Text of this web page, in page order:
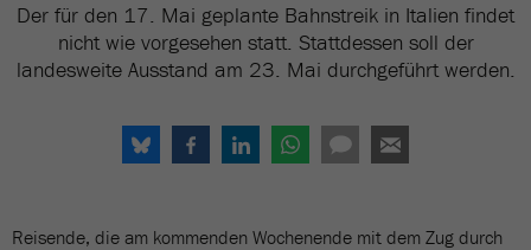
Der für den 17. Mai geplante Bahnstreik in Italien findet
nicht wie vorgesehen statt. Stattdessen soll der
landesweite Ausstand am 23. Mai durchgeführt werden.
Reisende, die am kommenden Wochenende mit dem Zug durch